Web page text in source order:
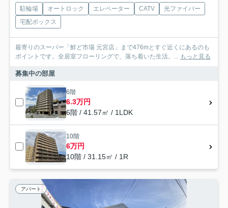
駐輪場 オートロック エレベーター CATV
光ファイバー
宅配ボックス
最寄りのスーパー「鮮ど市場 元宮店」まで476mとすぐ近くにあるのも
ポイントです。全居室フローリングで、落ち着いた生活。...
もっと見る
募集中の部屋
6階
6.3万円
6階 / 41.57㎡ / 1LDK
10階
6万円
10階 / 31.15㎡ / 1R
アパート